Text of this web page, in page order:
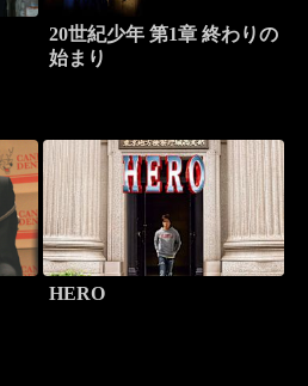
20世紀少年 第1章 終わりの
始まり
HERO